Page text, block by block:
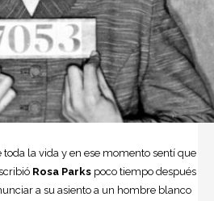
la vida y en ese momento sentí que
Rosa Parks poco tiempo después
a su asiento a un hombre blanco